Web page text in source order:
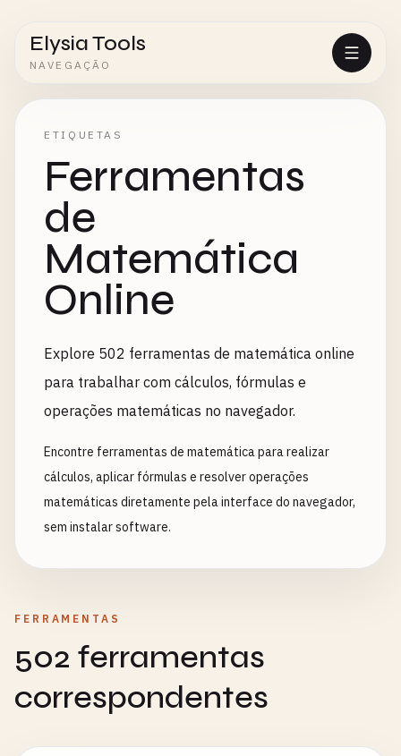
Elysia Tools
NAVEGAÇÃO
ETIQUETAS
Ferramentas
de
Matemática
Online
Explore 502 ferramentas de matemática online
para trabalhar com cálculos, fórmulas e
operações matemáticas no navegador.
Encontre ferramentas de matemática para realizar
cálculos, aplicar fórmulas e resolver operações
matemáticas diretamente pela interface do navegador,
sem instalar software.
FERRAMENTAS
502 ferramentas
correspondentes